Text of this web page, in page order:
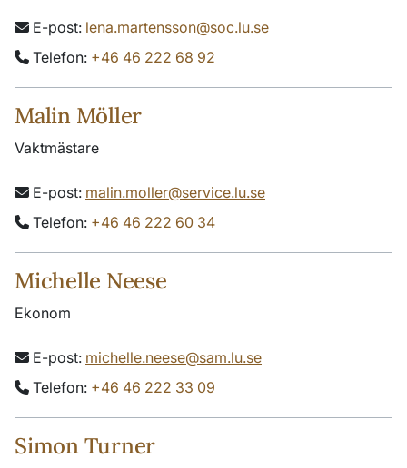
E-post: lena.martensson@soc.lu.se
Telefon: +46 46 222 68 92
Malin Möller
Vaktmästare
E-post: malin.moller@service.lu.se
Telefon: +46 46 222 60 34
Michelle Neese
Ekonom
E-post: michelle.neese@sam.lu.se
Telefon: +46 46 222 33 09
Simon Turner